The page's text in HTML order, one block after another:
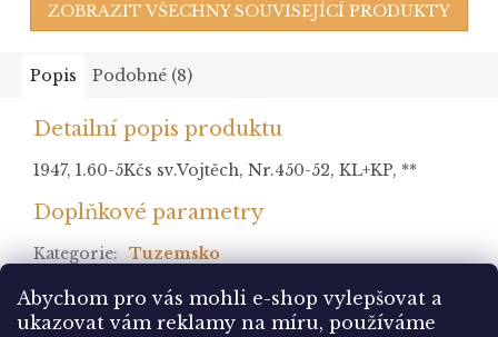
Abychom pro vás mohli e-shop vylepšovat a
ukazovat vám reklamy na míru, používáme
ZOBRAZIT VŠECHNY SOUVISEJÍCÍ PRODUKTY
Popis Podobné (8)
Detailní popis produktu
1947, 1.60-5Kčs sv.Vojtěch, Nr.450-52, KL+KP, **
Doplňkové parametry
Kategorie: Tuzemsko